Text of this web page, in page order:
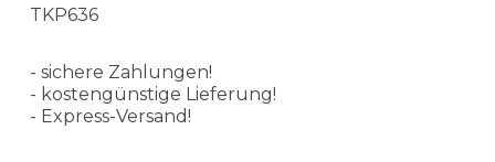
TKP636
- sichere Zahlungen!
- kostengünstige Lieferung!
- Express-Versand!